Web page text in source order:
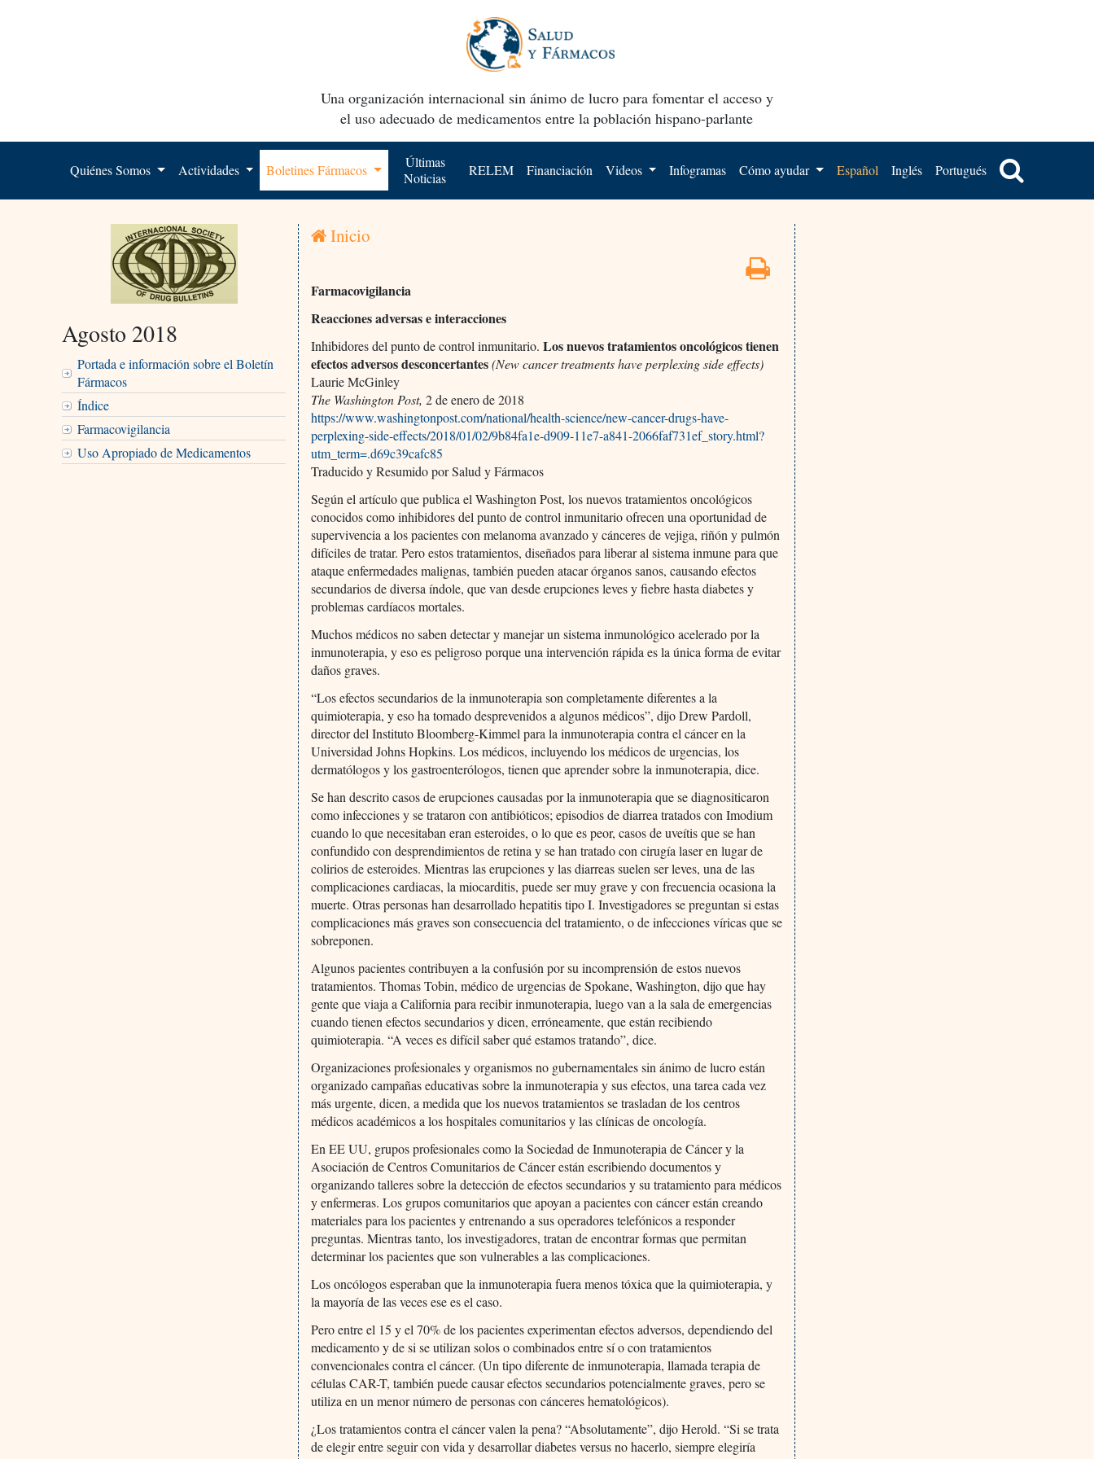
Una organización internacional sin ánimo de lucro para fomentar el acceso y
el uso adecuado de medicamentos entre la población hispano-parlante
Quiénes Somos Actividades Boletines Fármacos
Últimas
Noticias
RELEM Financiación Videos Infogramas Cómo ayudar Español Inglés Portugués
Agosto 2018
Portada e información sobre el Boletín
Fármacos
Índice
Farmacovigilancia
Uso Apropiado de Medicamentos
Inicio
Farmacovigilancia
Reacciones adversas e interacciones
Inhibidores del punto de control inmunitario. Los nuevos tratamientos oncológicos tienen
efectos adversos desconcertantes(New cancer treatments have perplexing side effects)
Laurie McGinley
The Washington Post, 2 de enero de 2018
https://www.washingtonpost.com/national/health-science/new-cancer-drugs-have-
perplexing-side-effects/2018/01/02/9b84fa1e-d909-11e7-a841-2066faf731ef_story.html?
utm_term=.d69c39cafc85
Traducido y Resumido por Salud y Fármacos
Según el artículo que publica el Washington Post, los nuevos tratamientos oncológicos
conocidos como inhibidores del punto de control inmunitario ofrecen una oportunidad de
supervivencia a los pacientes con melanoma avanzado y cánceres de vejiga, riñón y pulmón
difíciles de tratar. Pero estos tratamientos, diseñados para liberar al sistema inmune para que
ataque enfermedades malignas, también pueden atacar órganos sanos, causando efectos
secundarios de diversa índole, que van desde erupciones leves y fiebre hasta diabetes y
problemas cardíacos mortales.
Muchos médicos no saben detectar y manejar un sistema inmunológico acelerado por la
inmunoterapia, y eso es peligroso porque una intervención rápida es la única forma de evitar
daños graves.
“Los efectos secundarios de la inmunoterapia son completamente diferentes a la
quimioterapia, y eso ha tomado desprevenidos a algunos médicos”, dijo Drew Pardoll,
director del Instituto Bloomberg-Kimmel para la inmunoterapia contra el cáncer en la
Universidad Johns Hopkins. Los médicos, incluyendo los médicos de urgencias, los
dermatólogos y los gastroenterólogos, tienen que aprender sobre la inmunoterapia, dice.
Se han descrito casos de erupciones causadas por la inmunoterapia que se diagnositicaron
como infecciones y se trataron con antibióticos; episodios de diarrea tratados con Imodium
cuando lo que necesitaban eran esteroides, o lo que es peor, casos de uveítis que se han
confundido con desprendimientos de retina y se han tratado con cirugía laser en lugar de
colirios de esteroides. Mientras las erupciones y las diarreas suelen ser leves, una de las
complicaciones cardiacas, la miocarditis, puede ser muy grave y con frecuencia ocasiona la
muerte. Otras personas han desarrollado hepatitis tipo I. Investigadores se preguntan si estas
complicaciones más graves son consecuencia del tratamiento, o de infecciones víricas que se
sobreponen.
Algunos pacientes contribuyen a la confusión por su incomprensión de estos nuevos
tratamientos. Thomas Tobin, médico de urgencias de Spokane, Washington, dijo que hay
gente que viaja a California para recibir inmunoterapia, luego van a la sala de emergencias
cuando tienen efectos secundarios y dicen, erróneamente, que están recibiendo
quimioterapia. “A veces es difícil saber qué estamos tratando”, dice.
Organizaciones profesionales y organismos no gubernamentales sin ánimo de lucro están
organizado campañas educativas sobre la inmunoterapia y sus efectos, una tarea cada vez
más urgente, dicen, a medida que los nuevos tratamientos se trasladan de los centros
médicos académicos a los hospitales comunitarios y las clínicas de oncología.
En EE UU, grupos profesionales como la Sociedad de Inmunoterapia de Cáncer y la
Asociación de Centros Comunitarios de Cáncer están escribiendo documentos y
organizando talleres sobre la detección de efectos secundarios y su tratamiento para médicos
y enfermeras. Los grupos comunitarios que apoyan a pacientes con cáncer están creando
materiales para los pacientes y entrenando a sus operadores telefónicos a responder
preguntas. Mientras tanto, los investigadores, tratan de encontrar formas que permitan
determinar los pacientes que son vulnerables a las complicaciones.
Los oncólogos esperaban que la inmunoterapia fuera menos tóxica que la quimioterapia, y
la mayoría de las veces ese es el caso.
Pero entre el 15 y el 70% de los pacientes experimentan efectos adversos, dependiendo del
medicamento y de si se utilizan solos o combinados entre sí o con tratamientos
convencionales contra el cáncer. (Un tipo diferente de inmunoterapia, llamada terapia de
células CAR-T, también puede causar efectos secundarios potencialmente graves, pero se
utiliza en un menor número de personas con cánceres hematológicos).
¿Los tratamientos contra el cáncer valen la pena? “Absolutamente”, dijo Herold. “Si se trata
de elegir entre seguir con vida y desarrollar diabetes versus no hacerlo, siempre elegiría